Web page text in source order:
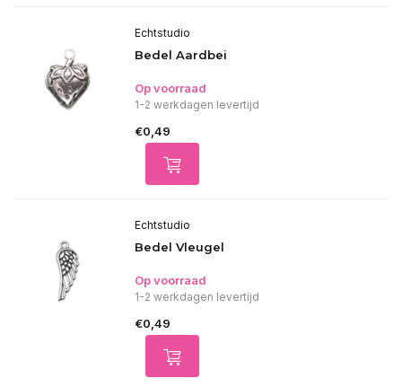
Echtstudio
Bedel Aardbei
Op voorraad
1-2 werkdagen levertijd
€0,49
Echtstudio
Bedel Vleugel
Op voorraad
1-2 werkdagen levertijd
€0,49